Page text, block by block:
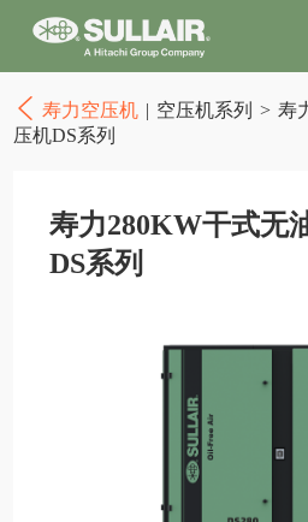
寿力空压机 | 空压机系列 > 寿
压机DS系列
寿力280KW干式无
DS系列